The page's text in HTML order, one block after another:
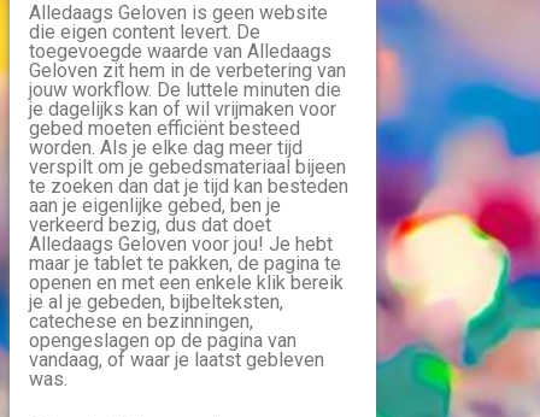
Alledaags Geloven is geen website
die eigen content levert. De
toegevoegde waarde van Alledaags
Geloven zit hem in de verbetering van
jouw workflow. De luttele minuten die
je dagelijks kan of wil vrijmaken voor
gebed moeten efficiënt besteed
worden. Als je elke dag meer tijd
verspilt om je gebedsmateriaal bijeen
te zoeken dan dat je tijd kan besteden
aan je eigenlijke gebed, ben je
verkeerd bezig, dus dat doet
Alledaags Geloven voor jou! Je hebt
maar je tablet te pakken, de pagina te
openen en met een enkele klik bereik
je al je gebeden, bijbelteksten,
catechese en bezinningen,
opengeslagen op de pagina van
vandaag, of waar je laatst gebleven
was.